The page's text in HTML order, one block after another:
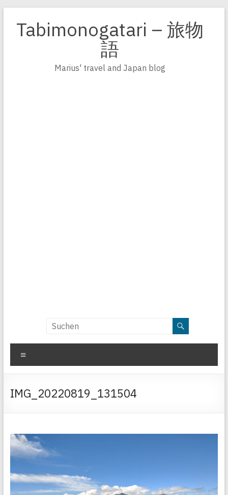
Inhalt
springen
Tabimonogatari – 旅物
語
Marius' travel and Japan blog
IMG_20220819_131504